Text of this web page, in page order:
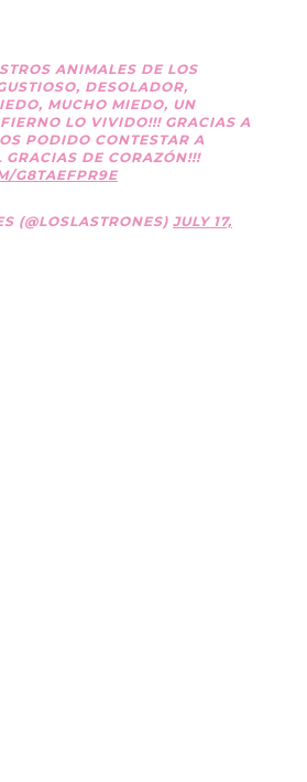
ANIMALES DE LOS
DESOLADOR,
MUCHO MIEDO, UN
LO VIVIDO!!! GRACIAS A
PODIDO CONTESTAR A
GRACIAS DE CORAZÓN!!!
G8TAEFPR9E
(@LOSLASTRONES) JULY 17,